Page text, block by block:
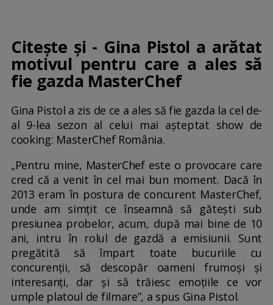
Citește și - Gina Pistol a arătat
motivul pentru care a ales să
fie gazda MasterChef
Gina Pistol a zis de ce a ales să fie gazda la cel de-
al 9-lea sezon al celui mai așteptat show de
cooking: MasterChef România.
„Pentru mine, MasterChef este o provocare care
cred că a venit în cel mai bun moment. Dacă în
2013 eram în postura de concurent MasterChef,
unde am simțit ce înseamnă să gătești sub
presiunea probelor, acum, după mai bine de 10
ani, intru în rolul de gazdă a emisiunii. Sunt
pregătită să împart toate bucuriile cu
concurenții, să descopăr oameni frumoși și
interesanți, dar și să trăiesc emoțiile ce vor
umple platoul de filmare”, a spus Gina Pistol.